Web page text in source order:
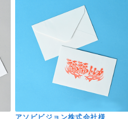
アソビビジョン株式会社様